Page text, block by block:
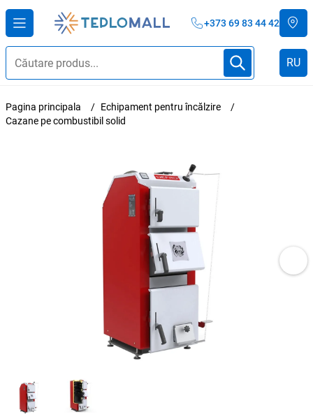
+373 69 83 44 42
RU
Pagina principala
Echipament pentru încălzire
Cazane pe combustibil solid